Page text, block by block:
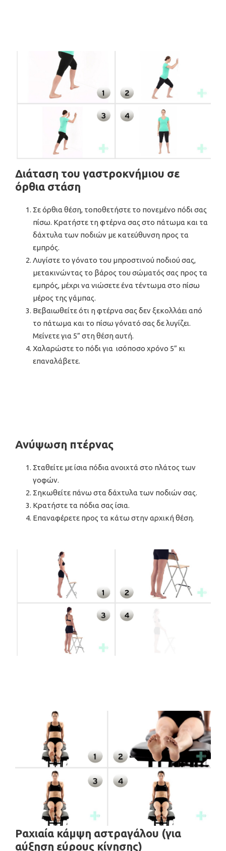
Διάταση του γαστροκνήμιου σε
όρθια στάση
Σε όρθια θέση, τοποθετήστε το πονεμένο πόδι σας
πίσω. Κρατήστε τη φτέρνα σας στο πάτωμα και τα
δάχτυλα των ποδιών με κατεύθυνση προς τα
εμπρός.
Λυγίστε το γόνατο του μπροστινού ποδιού σας,
μετακινώντας το βάρος του σώματός σας προς τα
εμπρός, μέχρι να νιώσετε ένα τέντωμα στο πίσω
μέρος της γάμπας.
Βεβαιωθείτε ότι η φτέρνα σας δεν ξεκολλάει από
το πάτωμα και το πίσω γόνατό σας δε λυγίζει.
Μείνετε για 5” στη θέση αυτή.
Χαλαρώστε το πόδι για ισόποσο χρόνο 5” κι
επαναλάβετε.
Ανύψωση πτέρνας
Σταθείτε με ίσια πόδια ανοιχτά στο πλάτος των
γοφών.
Σηκωθείτε πάνω στα δάχτυλα των ποδιών σας.
Κρατήστε τα πόδια σας ίσια.
Επαναφέρετε προς τα κάτω στην αρχική θέση.
Ραχιαία κάμψη αστραγάλου (για
αύξηση εύρους κίνησης)